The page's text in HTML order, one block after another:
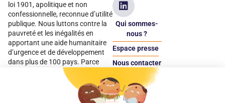
loi 1901, apolitique et non
confessionnelle, reconnue d’utilité
publique. Nous luttons contre la
pauvreté et les inégalités en
apportant une aide humanitaire
d’urgence et de développement
dans plus de 100 pays. Parce
qu’elles sont les premières
victimes des inégalités, CARE met
les femmes et les filles au cœur
Qui sommes-
nous ?
Espace presse
Nous contacter
Espace
donateur